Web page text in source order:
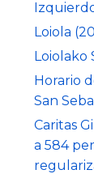
Loiola
Loiolako
Horario
San
Caritas
a 584